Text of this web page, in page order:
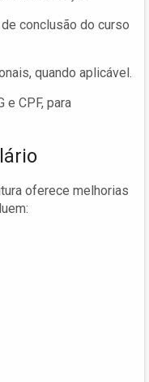
conclusão do curso
quando aplicável.
e CPF, para
oferece melhorias